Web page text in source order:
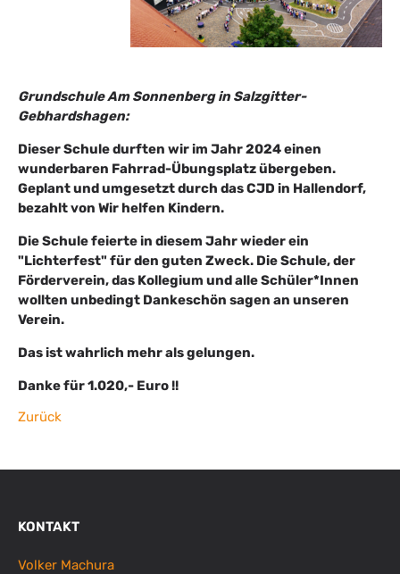
Grundschule Am Sonnenberg in Salzgitter-
Gebhardshagen:
Dieser Schule durften wir im Jahr 2024 einen
wunderbaren Fahrrad-Übungsplatz übergeben.
Geplant und umgesetzt durch das CJD in Hallendorf,
bezahlt von Wir helfen Kindern.
Die Schule feierte in diesem Jahr wieder ein
"Lichterfest" für den guten Zweck. Die Schule, der
Förderverein, das Kollegium und alle Schüler*Innen
wollten unbedingt Dankeschön sagen an unseren
Verein.
Das ist wahrlich mehr als gelungen.
Danke für 1.020,- Euro !!
Zurück
KONTAKT
Volker Machura